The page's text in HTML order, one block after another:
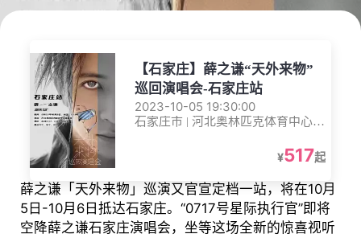
【石家庄】薛之谦“天外来物”
巡回演唱会-石家庄站
2023-10-05 19:30:00
石家庄市 | 河北奥林匹克体育中心体
¥517起
薛之谦「天外来物」巡演又官宣定档一站，将在10月
5日-10月6日抵达石家庄。“0717号星际执行官”即将
空降薛之谦石家庄演唱会，坐等这场全新的惊喜视听